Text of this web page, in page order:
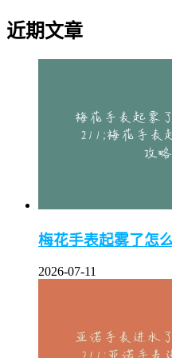
近期文章
梅花手表起雾了怎
2026-07-11